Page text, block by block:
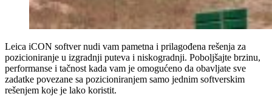
Leica iCON softver nudi vam pametna i prilagođena rešenja za
pozicioniranje u izgradnji puteva i niskogradnji. Poboljšajte brzinu,
performanse i tačnost kada vam je omogućeno da obavljate sve
zadatke povezane sa pozicioniranjem samo jednim softverskim
rešenjem koje je lako koristit.